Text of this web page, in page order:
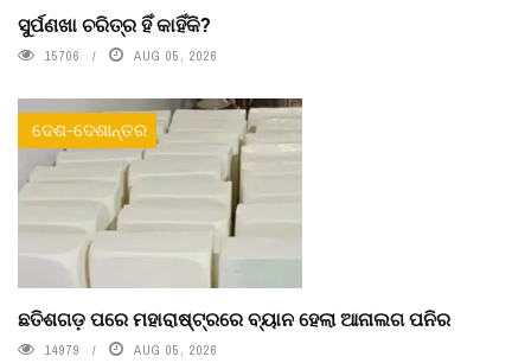
ସୁର୍ପଣଖା ଚରିତ୍ର ହିଁ କାହିଁକି?
15706 AUG 05, 2026
ଦେଶ-ଦେଶାନ୍ତର
ଛତିଶଗଡ଼ ପରେ ମହାରାଷ୍ଟ୍ରରେ ବ୍ୟାନ ହେଲା ଆନାଲଗ ପନିର
14979 AUG 05, 2026